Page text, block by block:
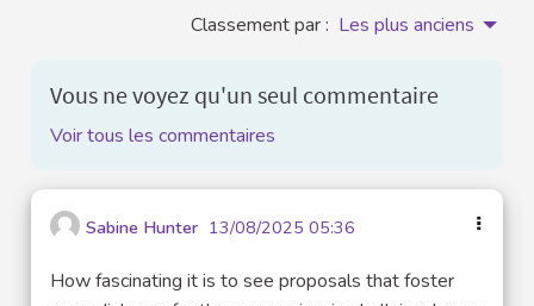
Classement par : Les plus anciens
Vous ne voyez qu'un seul commentaire
Voir tous les commentaires
Sabine Hunter 13/08/2025 05:36
How fascinating it is to see proposals that foster